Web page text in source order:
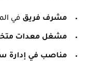
مشرف فريق في
مشغل معدات
مناصب في إدارة